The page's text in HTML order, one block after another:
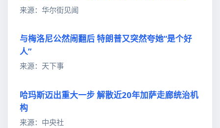
来源：华尔街见闻
与梅洛尼公然闹翻后 特朗普又突然夸她“是个好
人”
来源：天下事
哈玛斯迈出重大一步 解散近20年加萨走廊统治机
构
来源：中央社